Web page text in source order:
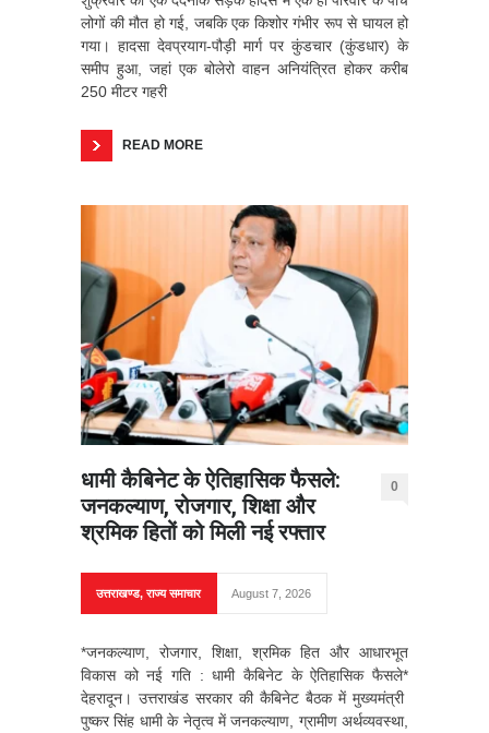
लोगों की मौत हो गई, जबकि एक किशोर गंभीर रूप से घायल हो
गया। हादसा देवप्रयाग-पौड़ी मार्ग पर कुंडचार (कुंडधार) के
समीप हुआ, जहां एक बोलेरो वाहन अनियंत्रित होकर करीब
250 मीटर गहरी
READ MORE
धामी कैबिनेट के ऐतिहासिक फैसले:
जनकल्याण, रोजगार, शिक्षा और
श्रमिक हितों को मिली नई रफ्तार
0
उत्तराखण्ड,राज्य समाचार August 7, 2026
*जनकल्याण, रोजगार, शिक्षा, श्रमिक हित और आधारभूत
विकास को नई गति : धामी कैबिनेट के ऐतिहासिक फैसले*
देहरादून। उत्तराखंड सरकार की कैबिनेट बैठक में मुख्यमंत्री
पुष्कर सिंह धामी के नेतृत्व में जनकल्याण, ग्रामीण अर्थव्यवस्था,